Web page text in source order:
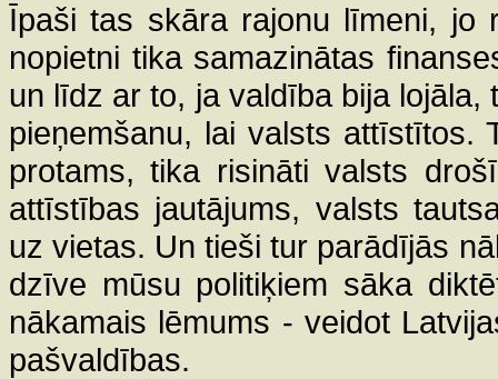
Īpaši tas skāra rajonu līmeni, jo
nopietni tika samazinātas
un līdz ar to, ja valdība bija
pieņemšanu, lai valsts attīstītos.
protams, tika risināti valsts
attīstības jautājums, valsts
uz vietas. Un tieši tur parādījās
dzīve mūsu politiķiem sāka
nākamais lēmums - veidot
pašvaldības.